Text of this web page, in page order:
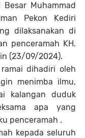
Muhammad
Pekon Kediri
dilaksanakan di
penceramah KH.
(23/09/2024).
dihadiri oleh
menimba ilmu,
kalangan duduk
apa yang
penceramah .
kepada seluruh